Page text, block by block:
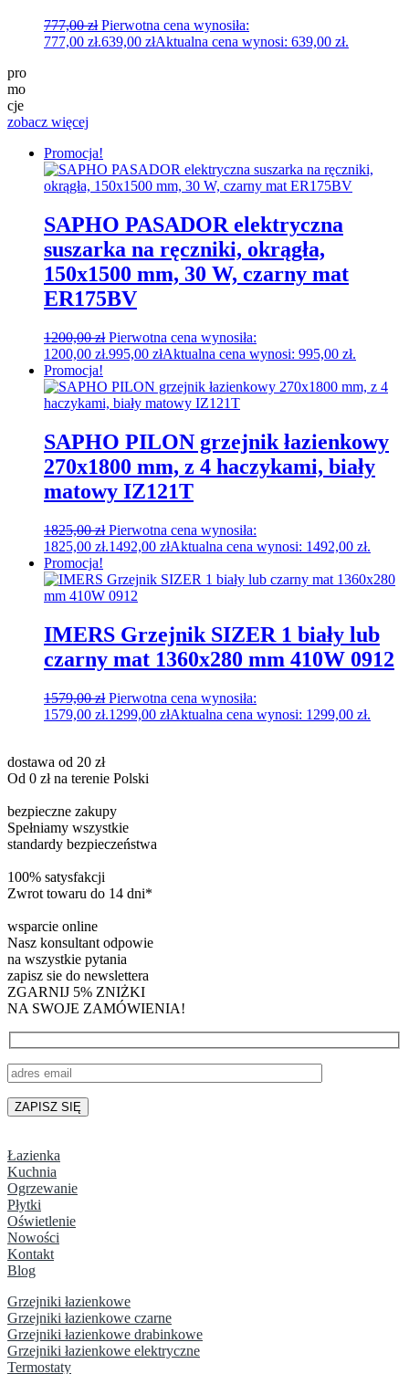
777,00zł Pierwotna cena wynosiła:
777,00 zł.639,00 złAktualna cena wynosi: 639,00 zł.
pro
mo
cje
zobacz więcej
Promocja!
SAPHO PASADOR elektryczna
suszarka na ręczniki, okrągła,
150x1500 mm, 30 W, czarny mat
ER175BV
1200,00zł Pierwotna cena wynosiła:
1200,00 zł.995,00 złAktualna cena wynosi: 995,00 zł.
Promocja!
SAPHO PILON grzejnik łazienkowy
270x1800 mm, z 4 haczykami, biały
matowy IZ121T
1825,00zł Pierwotna cena wynosiła:
1825,00 zł.1492,00 złAktualna cena wynosi: 1492,00 zł.
Promocja!
IMERS Grzejnik SIZER 1 biały lub
czarny mat 1360x280 mm 410W 0912
1579,00zł Pierwotna cena wynosiła:
1579,00 zł.1299,00 złAktualna cena wynosi: 1299,00 zł.
dostawa od 20 zł
Od 0 zł na terenie Polski
bezpieczne zakupy
Spełniamy wszystkie
standardy bezpieczeństwa
100% satysfakcji
Zwrot towaru do 14 dni*
wsparcie online
Nasz konsultant odpowie
na wszystkie pytania
zapisz sie do newslettera
ZGARNIJ 5% ZNIŻKI
NA SWOJE ZAMÓWIENIA!
Łazienka
Kuchnia
Ogrzewanie
Płytki
Oświetlenie
Nowości
Kontakt
Blog
Grzejniki łazienkowe
Grzejniki łazienkowe czarne
Grzejniki łazienkowe drabinkowe
Grzejniki łazienkowe elektryczne
Termostaty